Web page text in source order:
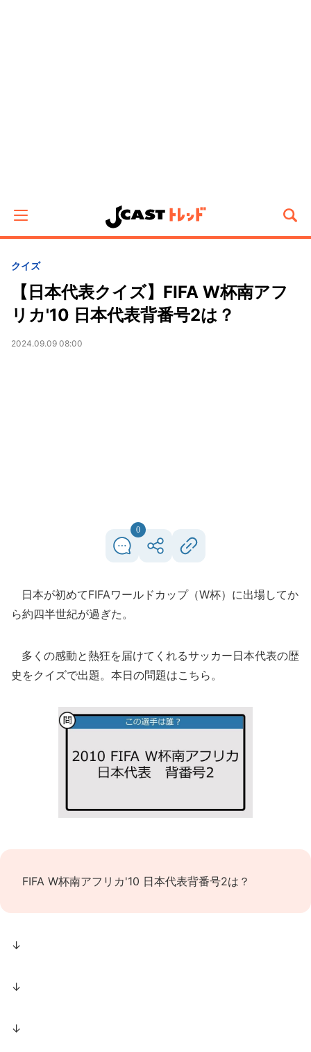
クイズ
【日本代表クイズ】FIFA W杯南アフ
リカ'10 日本代表背番号2は？
2024.09.09 08:00
0
日本が初めてFIFAワールドカップ（W杯）に出場してか
ら約四半世紀が過ぎた。
多くの感動と熱狂を届けてくれるサッカー日本代表の歴
史をクイズで出題。本日の問題はこちら。
FIFA W杯南アフリカ'10 日本代表背番号2は？
↓
↓
↓